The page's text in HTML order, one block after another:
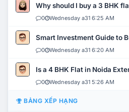
Why should I buy a 3 BHK
0 Wednesday a31 6:25 AM
Smart Investment Guide to
0 Wednesday a31 6:20 AM
Is a 4 BHK Flat in Noida
0 Wednesday a31 5:26 AM
BẢNG XẾP HẠNG